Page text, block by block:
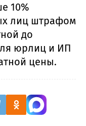
10%
лиц штрафом
до
юрлиц и ИП
цены.